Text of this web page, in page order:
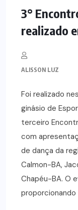
3°
realizado
ALISSON LUZ
Foi realizado
ginásio de
terceiro
com
de dança da
Calmon-BA,
Chapéu-BA. O
proporcionando